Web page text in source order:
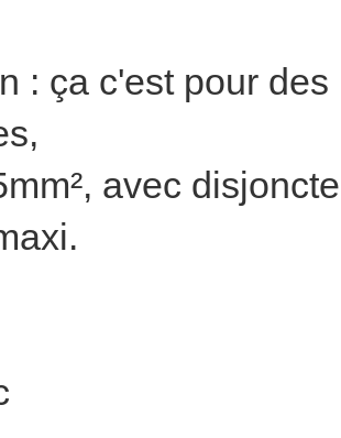
: ça c'est pour
avec